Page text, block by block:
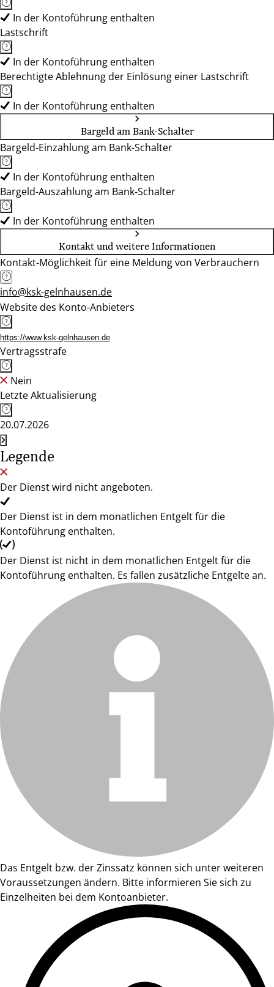
In der Kontoführung enthalten
Lastschrift
In der Kontoführung enthalten
Berechtigte Ablehnung der Einlösung einer Lastschrift
In der Kontoführung enthalten
Bargeld am Bank-Schalter
Bargeld-Einzahlung am Bank-Schalter
In der Kontoführung enthalten
Bargeld-Auszahlung am Bank-Schalter
In der Kontoführung enthalten
Kontakt und weitere Informationen
Kontakt-Möglichkeit für eine Meldung von Verbrauchern
info@ksk-gelnhausen.de
Website des Konto-Anbieters
https://www.ksk-gelnhausen.de
Vertragsstrafe
Nein
Letzte Aktualisierung
20.07.2026
Legende
Der Dienst wird nicht angeboten.
Der Dienst ist in dem monatlichen Entgelt für die
Kontoführung enthalten.
Der Dienst ist nicht in dem monatlichen Entgelt für die
Kontoführung enthalten. Es fallen zusätzliche Entgelte an.
Das Entgelt bzw. der Zinssatz können sich unter weiteren
Voraussetzungen ändern. Bitte informieren Sie sich zu
Einzelheiten bei dem Kontoanbieter.